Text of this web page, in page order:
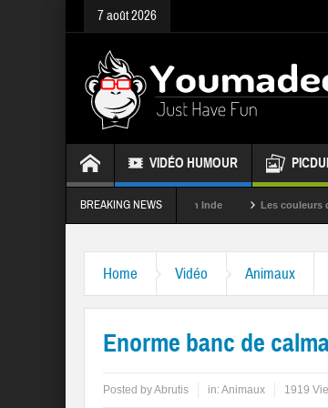
7 août 2026
VIDÉO HUMOUR
BREAKING NEWS
La fête des couleurs en Inde Les couleurs de
Home Vidéo Animaux
Enorme banc de
Posted byAbrutis in:Animaux 1919